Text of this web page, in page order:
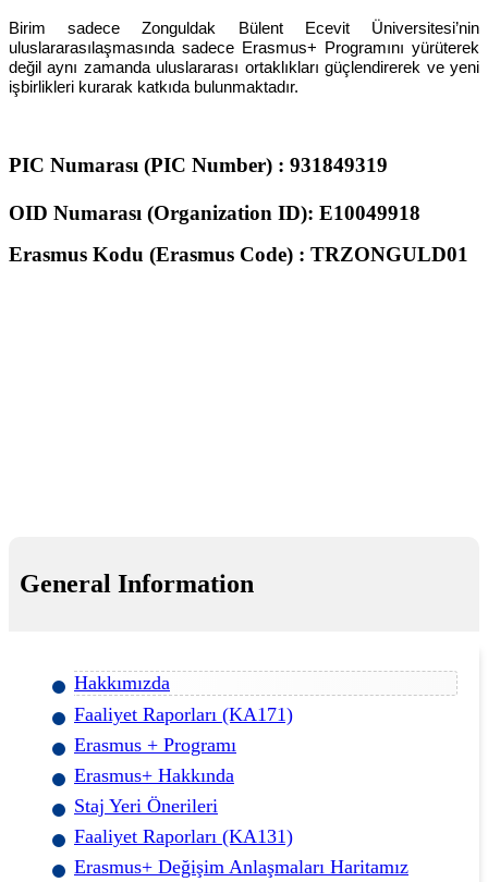
Birim sadece Zonguldak Bülent Ecevit Üniversitesi’nin
uluslararasılaşmasında sadece Erasmus+ Programını yürüterek
değil aynı zamanda uluslararası ortaklıkları güçlendirerek ve yeni
işbirlikleri kurarak katkıda bulunmaktadır.
PIC Numarası (PIC Number) : 931849319
OID Numarası (Organization ID): E10049918
Erasmus Kodu (Erasmus Code) : TRZONGULD01
General Information
Hakkımızda
Faaliyet Raporları (KA171)
Erasmus + Programı
Erasmus+ Hakkında
Staj Yeri Önerileri
Faaliyet Raporları (KA131)
Erasmus+ Değişim Anlaşmaları Haritamız